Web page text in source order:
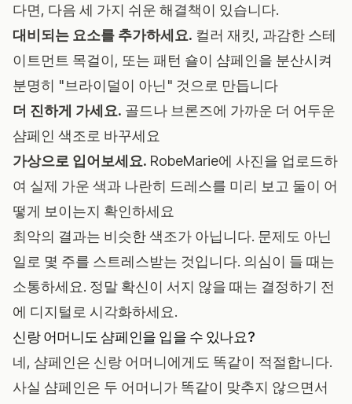
다면, 다음 세 가지 쉬운 해결책이 있습니다.
대비되는 요소를 추가하세요. 컬러 재킷, 과감한 스테
이트먼트 목걸이, 또는 패턴 숄이 샴페인을 분산시켜
분명히 "브라이덜이 아닌" 것으로 만듭니다
더 진하게 가세요. 골드나 브론즈에 가까운 더 어두운
샴페인 색조로 바꾸세요
가상으로 입어보세요. RobeMarie에 사진을 업로드하
여 실제 가운 색과 나란히 드레스를 미리 보고 둘이 어
떻게 보이는지 확인하세요
최악의 결과는 비슷한 색조가 아닙니다. 문제도 아닌
일로 몇 주를 스트레스받는 것입니다. 의심이 들 때는
소통하세요. 정말 확신이 서지 않을 때는 결정하기 전
에 디지털로 시각화하세요.
신랑 어머니도 샴페인을 입을 수 있나요?
네, 샴페인은 신랑 어머니에게도 똑같이 적절합니다.
사실 샴페인은 두 어머니가 똑같이 맞추지 않으면서